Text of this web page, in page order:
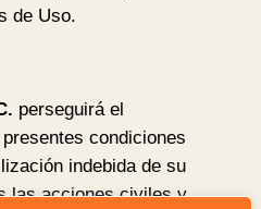
de Uso.
perseguirá el
condiciones
indebida de su
las acciones civiles y